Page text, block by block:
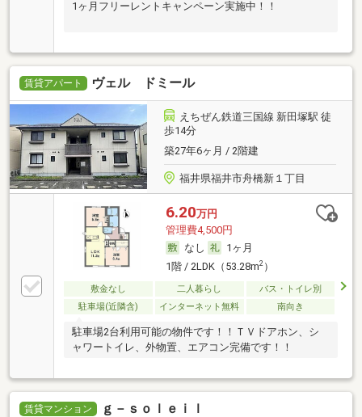
1ヶ月フリーレントキャンペーン実施中！！
賃貸アパート ヴェル ドミール
えちぜん鉄道三国線 新田塚駅 徒
歩14分
築27年6ヶ月 / 2階建
福井県福井市舟橋新１丁目
6.20万円
管理費4,500円
なし
1ヶ月
1階 / 2LDK（53.28m2）
敷金なし 二人暮らし
バス・トイレ別
駐車場(近隣含)
インターネット無料 南向き
駐車場2台利用可能の物件です！！ＴＶドアホン、シ
ャワートイレ、外物置、エアコン完備です！！
賃貸マンション ｇ－ｓｏｌｅｉｌ